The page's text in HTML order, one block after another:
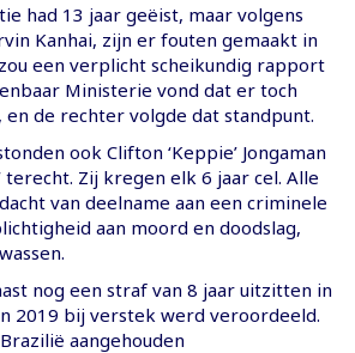
had 13 jaar geëist, maar volgens
Kanhai, zijn er fouten gemaakt in
een verplicht scheikundig rapport
Ministerie vond dat er toch
en de rechter volgde dat standpunt.
ook Clifton ‘Keppie’ Jongaman
terecht. Zij kregen elk 6 jaar cel. Alle
van deelname aan een criminele
aan moord en doodslag,
nog een straf van 8 jaar uitzitten in
2019 bij verstek werd veroordeeld.
aangehouden